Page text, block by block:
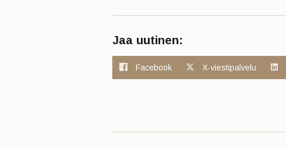
Jaa uutinen:
Facebook X-viestipalvelu